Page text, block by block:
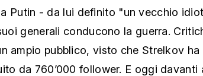
Putin - da lui definito "un vecchio
generali conducono la guerra.
ampio pubblico, visto che Strelkov ha
da 760’000 follower. E oggi davanti